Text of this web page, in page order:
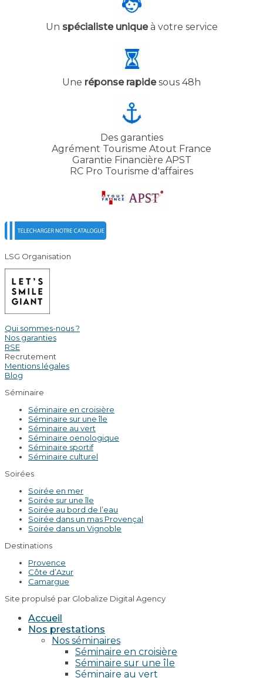
Un spécialiste uniqueà votre service
Une réponse rapidesous 48h
Des garanties
Agrément Tourisme Atout France
Garantie Financière APST
RC Pro Tourisme d'affaires
LSG Organisation
Qui sommes-nous ?
Nos garanties
RSE
Recrutement
Mentions légales
Blog
Séminaire
Séminaire en croisière
Séminaire sur une île
Séminaire au vert
Séminaire oenologique
Séminaire sportif
Séminaire culturel
Soirées
Soirée en mer
Soirée sur une île
Soirée au bord de l’eau
Soirée dans un mas Provençal
Soirée dans un Vignoble
Destinations
Provence
Côte d’Azur
Camargue
Site propulsé par Globalize Digital Agency
Accueil
Nos prestations
Nos séminaires
Séminaire en croisière
Séminaire sur une île
Séminaire au vert